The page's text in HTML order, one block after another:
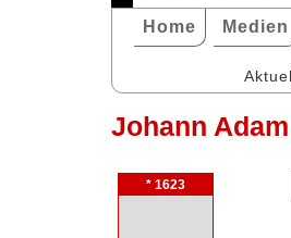
Home Medien
Johann
* 1623